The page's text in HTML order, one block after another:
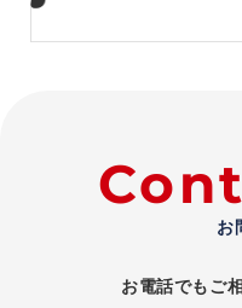
お
お電話でもご